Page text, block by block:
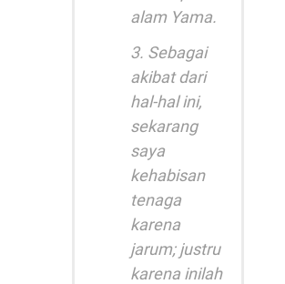
alam Yama.
3. Sebagai
akibat dari
hal-hal ini,
sekarang
saya
kehabisan
tenaga
karena
jarum; justru
karena inilah